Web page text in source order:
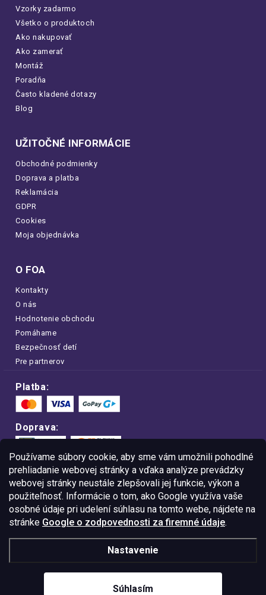
Používame súbory cookie, aby sme vám umožnili pohodlné
prehliadanie webovej stránky a vďaka analýze prevádzky
webovej stránky neustále zlepšovali jej funkcie, výkon a
použiteľnosť. Informácie o tom, ako Google využíva vaše
osobné údaje pri udelení súhlasu na tomto webe, nájdete na
stránke Google o zodpovednosti za firemné údaje.
Nastavenie
Súhlasím
Vzorky zadarmo
Všetko o produktoch
Ako nakupovať
Ako zamerať
Montáž
Poradňa
Často kladené dotazy
Blog
UŽITOČNÉ INFORMÁCIE
Obchodné podmienky
Doprava a platba
Reklamácia
GDPR
Cookies
Moja objednávka
O FOA
Kontakty
O nás
Hodnotenie obchodu
Pomáhame
Bezpečnosť detí
Pre partnerov
Platba:
Doprava:
Nakupujte na FOA bezpečne a bez obáv.
Vďaka protokolu HTTPS sú vaše citlivé
dáta v úplnom bezpečí.
© Copyright2026Westlogic Slovakia s.r.o.,
Gajova 4, Bratislava, 811 09